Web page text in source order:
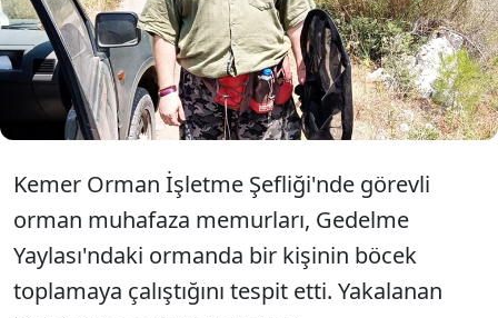
akademisyen I.I.'ya 378 bin 141 lira idari
para cezası uygulandı.
Kemer Orman İşletme Şefliği'nde görevli
orman muhafaza memurları, Gedelme
Yaylası'ndaki ormanda bir kişinin böcek
toplamaya çalıştığını tespit etti. Yakalanan